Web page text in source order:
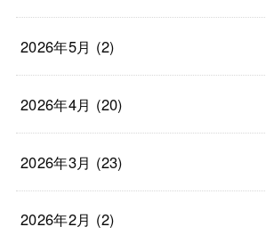
2026年5月 (2)
2026年4月 (20)
2026年3月 (23)
2026年2月 (2)